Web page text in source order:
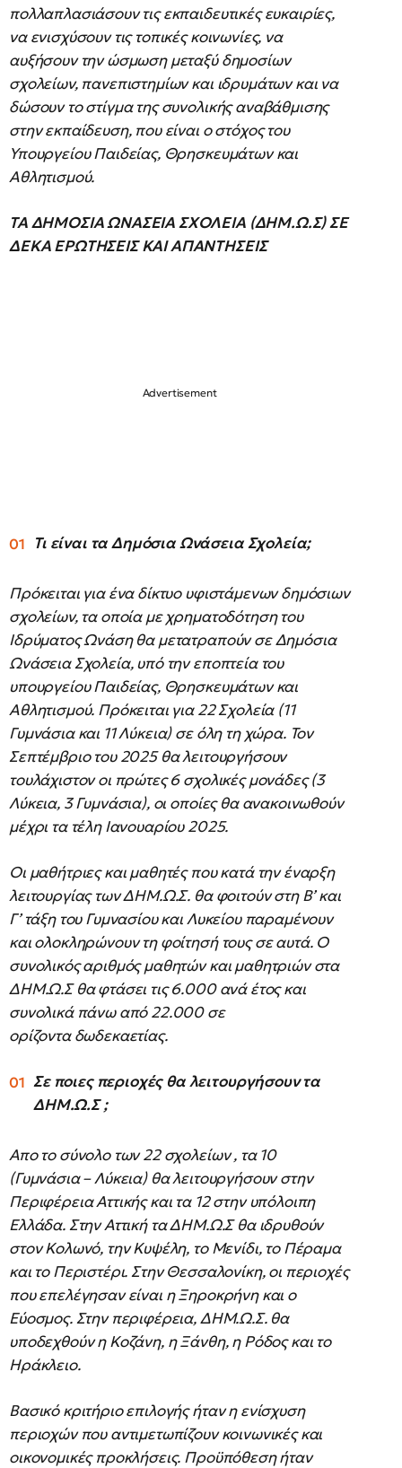
πολλαπλασιάσουν τις εκπαιδευτικές ευκαιρίες,
να ενισχύσουν τις τοπικές κοινωνίες, να
αυξήσουν την ώσμωση μεταξύ δημοσίων
σχολείων, πανεπιστημίων και ιδρυμάτων και να
δώσουν το στίγμα της συνολικής αναβάθμισης
στην εκπαίδευση, που είναι ο στόχος του
Υπουργείου Παιδείας, Θρησκευμάτων και
Αθλητισμού.
ΤΑ ΔΗΜΟΣΙΑ ΩΝΑΣΕΙΑ ΣΧΟΛΕΙΑ (ΔΗΜ.Ω.Σ) ΣΕ
ΔΕΚΑ ΕΡΩΤΗΣΕΙΣ ΚΑΙ ΑΠΑΝΤΗΣΕΙΣ
Τι είναι τα Δημόσια Ωνάσεια Σχολεία;
Πρόκειται για ένα δίκτυο υφιστάμενων δημόσιων
σχολείων, τα οποία με χρηματοδότηση του
Ιδρύματος Ωνάση θα μετατραπούν σε Δημόσια
Ωνάσεια Σχολεία, υπό την εποπτεία του
υπουργείου Παιδείας, Θρησκευμάτων και
Αθλητισμού. Πρόκειται για 22 Σχολεία (11
Γυμνάσια και 11 Λύκεια) σε όλη τη χώρα. Τον
Σεπτέμβριο του 2025 θα λειτουργήσουν
τουλάχιστον οι πρώτες 6 σχολικές μονάδες (3
Λύκεια, 3 Γυμνάσια), οι οποίες θα ανακοινωθούν
μέχρι τα τέλη Ιανουαρίου 2025.
Οι μαθήτριες και μαθητές που κατά την έναρξη
λειτουργίας των ΔΗΜ.Ω.Σ. θα φοιτούν στη Β’ και
Γ’ τάξη του Γυμνασίου και Λυκείου παραμένουν
και ολοκληρώνουν τη φοίτησή τους σε αυτά. Ο
συνολικός αριθμός μαθητών και μαθητριών στα
ΔΗΜ.Ω.Σ θα φτάσει τις 6.000 ανά έτος και
συνολικά πάνω από 22.000 σε
ορίζοντα δωδεκαετίας.
Σε ποιες περιοχές θα λειτουργήσουν τα
ΔΗΜ.Ω.Σ ;
Απο το σύνολο των 22 σχολείων , τα 10
(Γυμνάσια – Λύκεια) θα λειτουργήσουν στην
Περιφέρεια Αττικής και τα 12 στην υπόλοιπη
Ελλάδα. Στην Αττική τα ΔΗΜ.Ω.Σ θα ιδρυθούν
στον Κολωνό, την Κυψέλη, το Μενίδι, το Πέραμα
και το Περιστέρι. Στην Θεσσαλονίκη, οι περιοχές
που επελέγησαν είναι η Ξηροκρήνη και ο
Εύοσμος. Στην περιφέρεια, ΔΗΜ.Ω.Σ. θα
υποδεχθούν η Κοζάνη, η Ξάνθη, η Ρόδος και το
Ηράκλειο.
Βασικό κριτήριο επιλογής ήταν η ενίσχυση
περιοχών που αντιμετωπίζουν κοινωνικές και
οικονομικές προκλήσεις. Προϋπόθεση ήταν